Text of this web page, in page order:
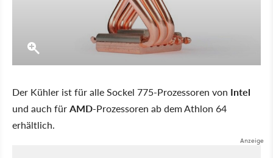
Der Kühler ist für alle Sockel 775-Prozessoren von Intel
und auch fürAMD-Prozessoren ab dem Athlon 64
erhältlich.